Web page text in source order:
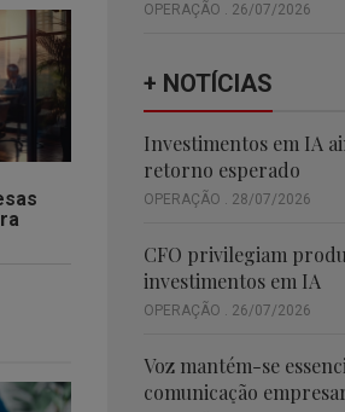
OPERAÇÃO . 26/07/2026
+ NOTÍCIAS
Investimentos em IA
retorno esperado
OPERAÇÃO . 28/07/2026
CFO privilegiam
investimentos em IA
OPERAÇÃO . 26/07/2026
Voz mantém-se
comunicação